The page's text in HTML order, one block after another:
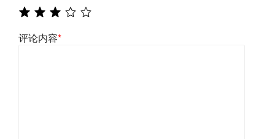
评论内容*